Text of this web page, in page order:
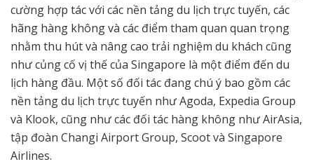
cường hợp tác với các nền tảng du lịch trực tuyến, các
hãng hàng không và các điểm tham quan quan trọng
nhằm thu hút và nâng cao trải nghiệm du khách cũng
như củng cố vị thế của Singapore là một điểm đến du
lịch hàng đầu. Một số đối tác đang chú ý bao gồm các
nền tảng du lịch trực tuyến như Agoda, Expedia Group
và Klook, cũng như các đối tác hàng không như AirAsia,
tập đoàn Changi Airport Group, Scoot và Singapore
Airlines.